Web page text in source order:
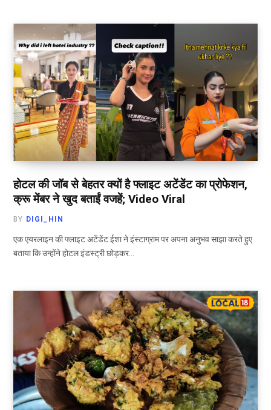
होटल की जॉब से बेहतर क्यों है फ्लाइट अटेंडेंट का प्रोफेशन,
क्रू मेंबर ने खुद बताईं वजहें; Video Viral
BY DIGI_HIN
एक एयरलाइन की फ्लाइट अटेंडेंट ईशा ने इंस्टाग्राम पर अपना अनुभव साझा करते हुए
बताया कि उन्होंने होटल इंडस्ट्री छोड़कर…